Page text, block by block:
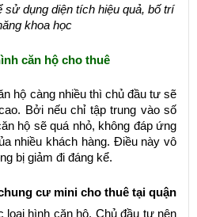
sử dụng diện tích hiệu quả, bố trí
khoa học
căn hộ cho thuê
hộ càng nhiều thì chủ đầu tư sẽ
Bởi nếu chỉ tập trung vào số
hộ sẽ quá nhỏ, không đáp ứng
nhiều khách hàng. Điều này vô
bị giảm đi đáng kể.
cư mini cho thuê tại quận
loại hình căn hộ. Chủ đầu tư nên